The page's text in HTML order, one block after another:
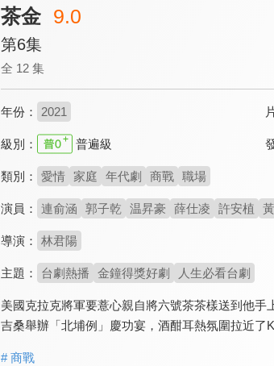
茶金 9.0
第6集
全 12 集
年份： 2021
級別： 普遍級
類別： 愛情 家庭 年代劇 商戰 職場
演員： 連俞涵 郭子乾 温昇豪 薛仕凌 許安植
導演： 林君陽
主題： 台劇熱播 金鐘得獎好劇 人生必看台劇
美國克拉克將軍要薏心親自將六號茶茶樣送到他
吉桑舉辦「北埔例」慶功宴，酒酣耳熱氛圍拉近了
# 商戰